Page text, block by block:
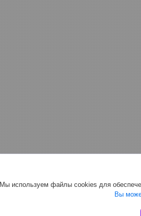
Мы используем файлы cookies для
Вы